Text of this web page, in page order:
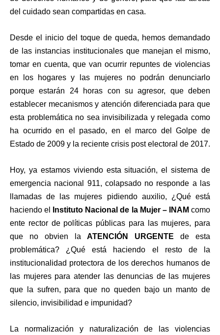
del cuidado sean compartidas en casa.
Desde el inicio del toque de queda, hemos demandado
de las instancias institucionales que manejan el mismo,
tomar en cuenta, que van ocurrir repuntes de violencias
en los hogares y las mujeres no podrán denunciarlo
porque estarán 24 horas con su agresor, que deben
establecer mecanismos y atención diferenciada para que
esta problemática no sea invisibilizada y relegada como
ha ocurrido en el pasado, en el marco del Golpe de
Estado de 2009 y la reciente crisis post electoral de 2017.
Hoy, ya estamos viviendo esta situación, el sistema de
emergencia nacional 911, colapsado no responde a las
llamadas de las mujeres pidiendo auxilio, ¿Qué está
haciendo el
Instituto Nacional de la Mujer – INAMcomo
ente rector de políticas públicas para las mujeres, para
que no obvien laATENCIÓN URGENTE de esta
problemática? ¿Qué está haciendo el resto de la
institucionalidad protectora de los derechos humanos de
las mujeres para atender las denuncias de las mujeres
que la sufren, para que no queden bajo un manto de
silencio, invisibilidad e impunidad?
La normalización y naturalización de las violencias